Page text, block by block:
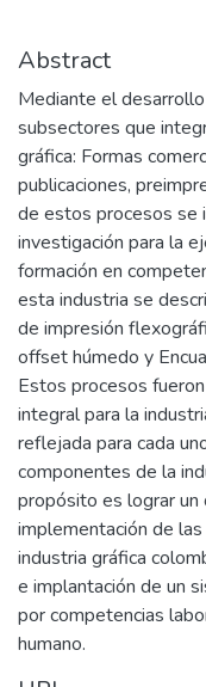
Abstract
Mediante el
subsectores que
gráfica: Formas
publicaciones,
de estos procesos se
investigación para la
formación en
esta industria se
de impresión
offset húmedo y
Estos procesos
integral para la
reflejada para cada
componentes de la
propósito es lograr un
implementación de
industria gráfica
e implantación de un
por competencias
humano.